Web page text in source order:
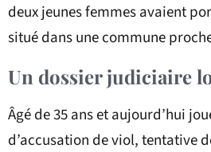
deux jeunes femmes avaient
situé dans une commune
Un dossier judiciaire
Âgé de 35 ans et aujourd’hui
d’accusation de viol, tentative